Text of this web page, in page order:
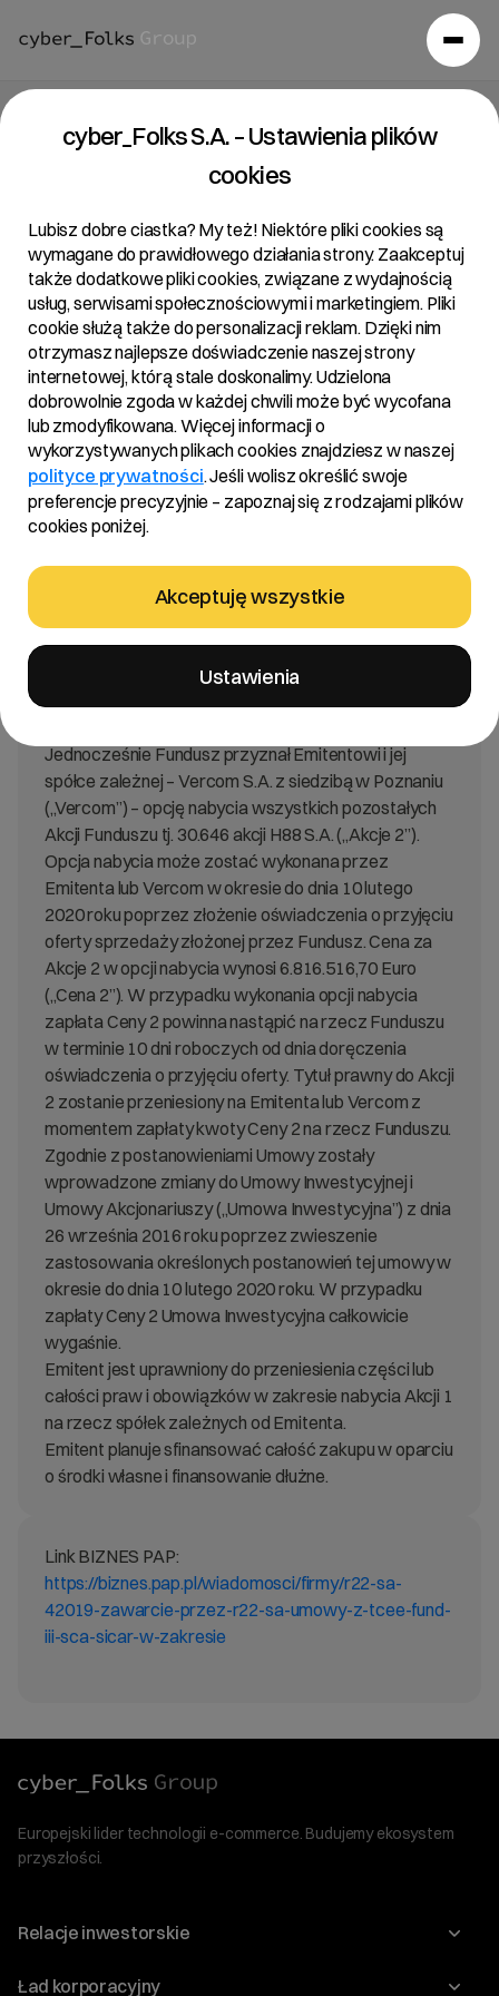
Raport bieżący 04/2019
Temat:
Zawarcie przez R22 S.A. umowy z TCEE Fund III
S.C.A. Sicar w zakresie sprzedaży przez TCEE Fund
III S.C.A. akcji spółki zależnej od R22 S.A., tj. akcji spółki
H88 S.A.
Treść:
Na dzień zawarcia umowy Emitent posiada 71,52 %
akcji i głosów w spółce H88 S.A. (nie wliczając akcji
własnych spółki H88 S.A.).
Na podstawie Umowy Emitent kupi 30.647 akcji H88
(„Cena 1”), przy czym zapłata Ceny 1 powinna
nastąpić w terminie do dnia 30 czerwca 2019 roku.
Jednocześnie Fundusz przyznał Emitentowi i jej
spółce zależnej – Vercom S.A. z siedzibą w Poznaniu
(„Vercom”) – opcję nabycia wszystkich pozostałych
Akcji Funduszu tj. 30.646 akcji H88 S.A. („Akcje 2”).
Opcja nabycia może zostać wykonana przez
Emitenta lub Vercom w okresie do dnia 10 lutego
2020 roku poprzez złożenie oświadczenia o przyjęciu
oferty sprzedaży złożonej przez Fundusz. Cena za
Akcje 2 w opcji nabycia wynosi 6.816.516,70 Euro
(„Cena 2”). W przypadku wykonania opcji nabycia
zapłata Ceny 2 powinna nastąpić na rzecz Funduszu
w terminie 10 dni roboczych od dnia doręczenia
oświadczenia o przyjęciu oferty. Tytuł prawny do Akcji
2 zostanie przeniesiony na Emitenta lub Vercom z
momentem zapłaty kwoty Ceny 2 na rzecz Funduszu.
Zgodnie z postanowieniami Umowy zostały
wprowadzone zmiany do Umowy Inwestycyjnej i
Umowy Akcjonariuszy („Umowa Inwestycyjna”) z dnia
26 września 2016 roku poprzez zwieszenie
zastosowania określonych postanowień tej umowy w
okresie do dnia 10 lutego 2020 roku. W przypadku
zapłaty Ceny 2 Umowa Inwestycyjna całkowicie
wygaśnie.
Emitent jest uprawniony do przeniesienia części lub
całości praw i obowiązków w zakresie nabycia Akcji 1
na rzecz spółek zależnych od Emitenta.
Emitent planuje sfinansować całość zakupu w oparciu
o środki własne i finansowanie dłużne.
Link BIZNES PAP:
https://biznes.pap.pl/wiadomosci/firmy/r22-sa-
42019-zawarcie-przez-r22-sa-umowy-z-tcee-fund-
iii-sca-sicar-w-zakresie
Europejski lider technologii e-commerce. Budujemy ekosystem
przyszłości.
Relacje inwestorskie
Raporty
Ład korporacyjny
cyber_Folks S.A. – Ustawienia plików
cookies
Lubisz dobre ciastka? My też! Niektóre pliki cookies są
wymagane do prawidłowego działania strony. Zaakceptuj
także dodatkowe pliki cookies, związane z wydajnością
usług, serwisami społecznościowymi i marketingiem. Pliki
cookie służą także do personalizacji reklam. Dzięki nim
otrzymasz najlepsze doświadczenie naszej strony
internetowej, którą stale doskonalimy. Udzielona
dobrowolnie zgoda w każdej chwili może być wycofana
lub zmodyfikowana. Więcej informacji o
wykorzystywanych plikach cookies znajdziesz w naszej
polityce prywatności. Jeśli wolisz określić swoje
preferencje precyzyjnie – zapoznaj się z rodzajami plików
cookies poniżej.
Akceptuję wszystkie
Ustawienia